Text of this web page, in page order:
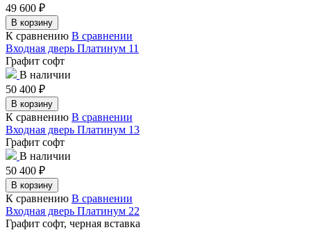
49 600 ₽
В корзину
К сравнению В сравнении
Входная дверь Платинум 11
Графит софт
В наличии
50 400 ₽
В корзину
К сравнению В сравнении
Входная дверь Платинум 13
Графит софт
В наличии
50 400 ₽
В корзину
К сравнению В сравнении
Входная дверь Платинум 22
Графит софт, черная вставка